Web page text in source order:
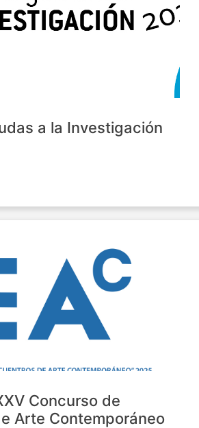
a la Investigación
Concurso de
Arte Contemporáneo